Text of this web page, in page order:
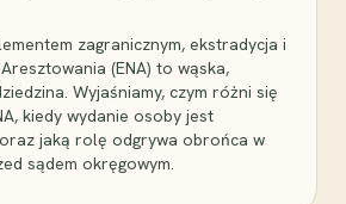
zagranicznym, ekstradycja i
(ENA) to wąska,
Wyjaśniamy, czym różni się
kiedy wydanie osoby jest
jaką rolę odgrywa obrońca w
sądem okręgowym.